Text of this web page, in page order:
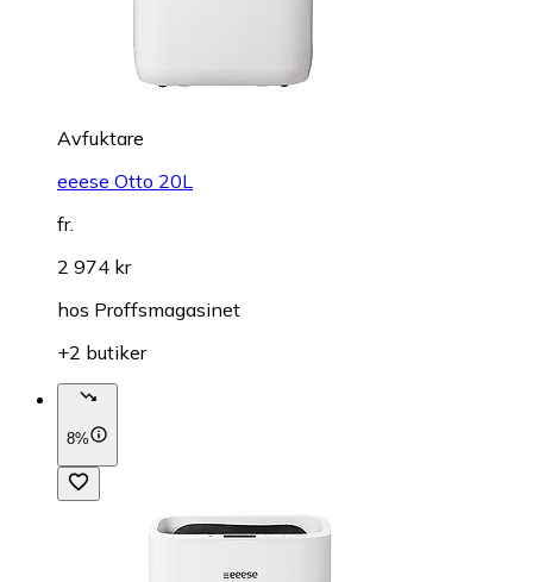
Avfuktare
eeese Otto 20L
fr.
2 974 kr
hos Proffsmagasinet
+2 butiker
8%